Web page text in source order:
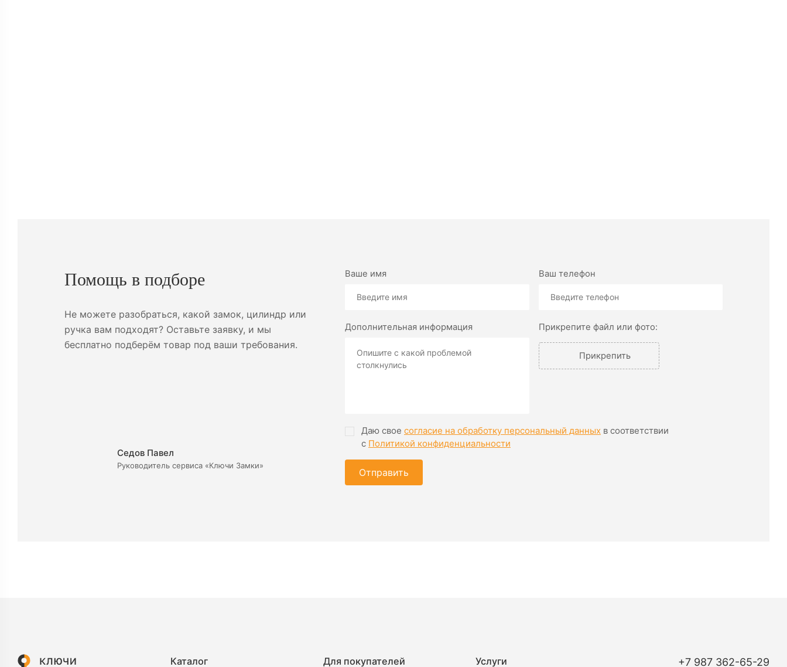
Помощь в подборе
Не можете разобраться, какой замок, цилиндр или
ручка вам подходят? Оставьте заявку, и мы
бесплатно подберём товар под ваши требования.
Седов Павел
Руководитель сервиса «Ключи Замки»
Ваше имя Ваш телефон
Дополнительная информация Прикрепите файл или фото:
Прикрепить
Даю свое согласие на обработку персональный данных в соответствии
с Политикой конфиденциальности
Отправить
Каталог Для покупателей Услуги +7 987 362-65-29